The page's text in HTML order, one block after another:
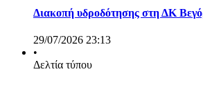
Διακοπή υδροδότησης στη ΔΚ
29/07/2026 23:13
•
Δελτία τύπου